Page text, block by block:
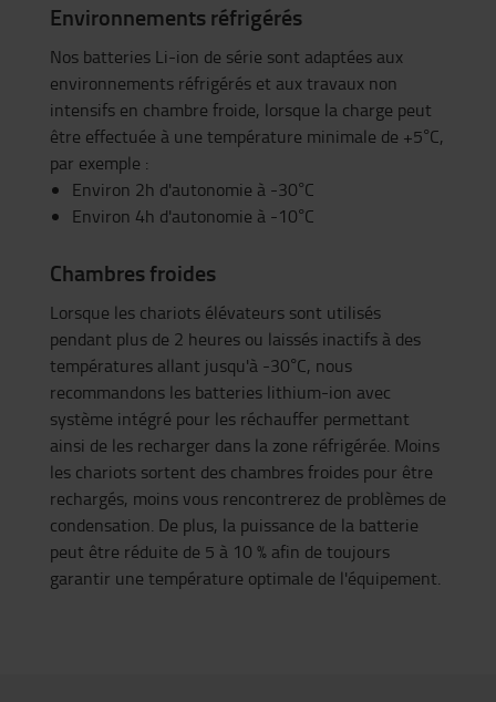
Environnements réfrigérés
Nos batteries Li-ion de série sont adaptées aux
environnements réfrigérés et aux travaux non
intensifs en chambre froide, lorsque la charge peut
être effectuée à une température minimale de +5°C,
par exemple :
Environ 2h d'autonomie à -30°C
Environ 4h d'autonomie à -10°C
Chambres froides
Lorsque les chariots élévateurs sont utilisés
pendant plus de 2 heures ou laissés inactifs à des
températures allant jusqu'à -30°C, nous
recommandons les batteries lithium-ion avec
système intégré pour les réchauffer permettant
ainsi de les recharger dans la zone réfrigérée. Moins
les chariots sortent des chambres froides pour être
rechargés, moins vous rencontrerez de problèmes de
condensation. De plus, la puissance de la batterie
peut être réduite de 5 à 10 % afin de toujours
garantir une température optimale de l'équipement.